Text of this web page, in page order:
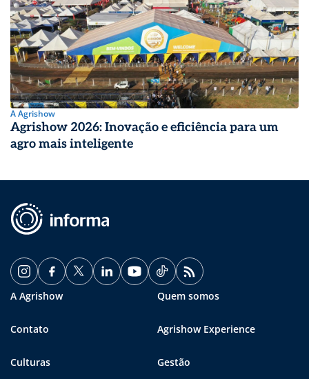
A Agrishow
Agrishow 2026: Inovação e eficiência para um
agro mais inteligente
A Agrishow Quem somos
Contato Agrishow Experience
Culturas Gestão